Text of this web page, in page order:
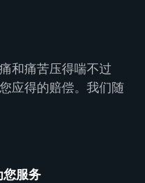
和痛苦压得喘不过
应得的赔偿。我们随
服务